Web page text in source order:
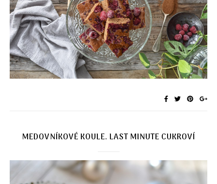
MEDOVNÍKOVÉ KOULE. LAST MINUTE CUKROVÍ